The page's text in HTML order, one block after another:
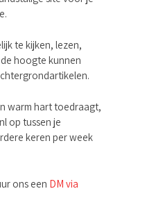
te kijken, lezen,
hoogte kunnen
warm hart toedraagt,
op tussen je
keren per week
ons een DM via